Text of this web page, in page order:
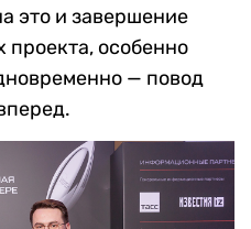
это и завершение
проекта, особенно
— повод